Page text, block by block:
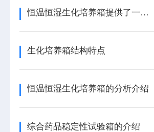
恒温恒湿生化培养箱提供了一个稳定、可控的生长环境
生化培养箱结构特点
恒温恒湿生化培养箱的分析介绍
综合药品稳定性试验箱的介绍